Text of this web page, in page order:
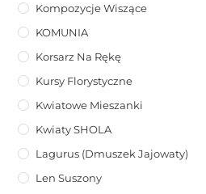
Kompozycje Wiszące
KOMUNIA
Korsarz Na Rękę
Kursy Florystyczne
Kwiatowe Mieszanki
Kwiaty SHOLA
Lagurus (dmuszek Jajowaty)
Len Suszony